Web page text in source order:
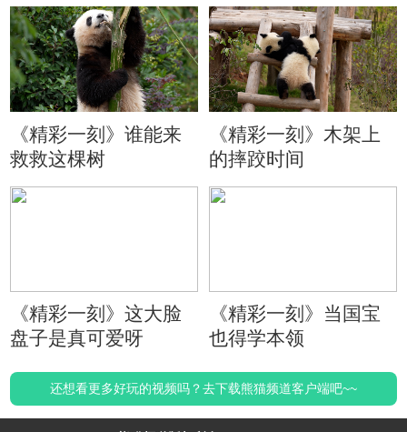
《精彩一刻》谁能来
救救这棵树
《精彩一刻》木架上
的摔跤时间
《精彩一刻》这大脸
盘子是真可爱呀
《精彩一刻》当国宝
也得学本领
还想看更多好玩的视频吗？去下载熊猫频道客户端吧~~